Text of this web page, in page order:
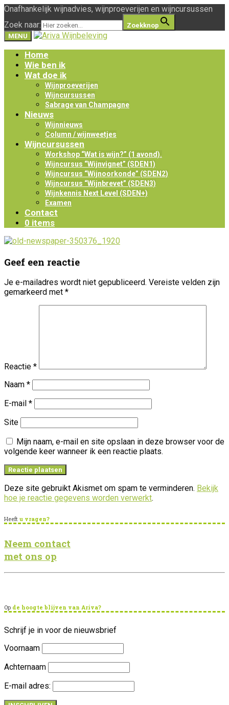
Onafhankelijk wijnadvies, wijnproeverijen en wijncursussen
Zoek naar:
Zoekknop
MENU
Home
Wie ben ik
Wat doe ik
Wijnproeverijen
Wijncursussen
Sabrage van Champagne
Nieuws
Wijnnieuws
Column / wijnweetjes
Wijncursussen
Workshop “Wat is wijn?” (1 avond).
Wijncursus “Wijnvignet” (SDEN1)
Wijncursus “Wijnoorkonde” (SDEN2)
Wijncursus “Wijnbrevet” (SDEN3)
Wijnkennis Next Level (SDEN+)
Examen
Contact
0 items
Geef een reactie
Je e-mailadres wordt niet gepubliceerd. Vereiste velden zijn
gemarkeerd met *
Reactie *
Naam *
E-mail *
Site
Mijn naam, e-mail en site opslaan in deze browser voor de
volgende keer wanneer ik een reactie plaats.
Deze site gebruikt Akismet om spam te verminderen. Bekijk
hoe je reactie gegevens worden verwerkt.
Heeft u vragen?
Neem contact
met ons op
Op de hoogte blijven van Ariva?
Schrijf je in voor de nieuwsbrief
Voornaam
Achternaam
E-mail adres: